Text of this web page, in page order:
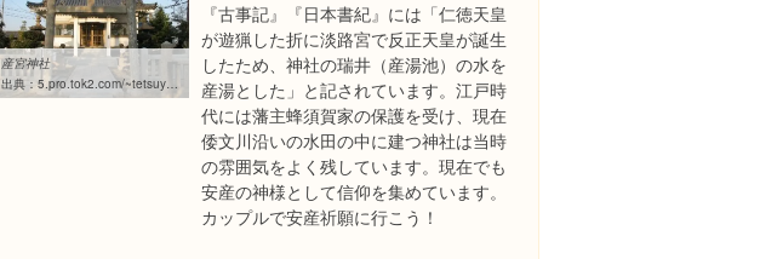
産宮神社
出典： 5.pro.tok2.com/~tetsuyosie/awaji/minamiawaji/ubumiya/ubumiya.html
『古事記』『日本書紀』には「仁徳天皇
が遊猟した折に淡路宮で反正天皇が誕生
したため、神社の瑞井（産湯池）の水を
産湯とした」と記されています。江戸時
代には藩主蜂須賀家の保護を受け、現在
倭文川沿いの水田の中に建つ神社は当時
の雰囲気をよく残しています。現在でも
安産の神様として信仰を集めています。
カップルで安産祈願に行こう！